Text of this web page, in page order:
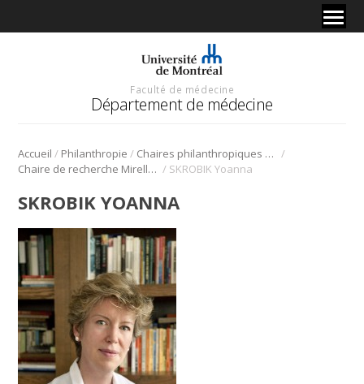
Faculté de médecine
Département de médecine
Accueil / Philanthropie / Chaires philanthropiques de recherche /
Chaire de recherche Mirella et Lino Saputo en santé cardiovasculaire et prévention des troubles cognitifs / SKROBIK Yoanna
SKROBIK YOANNA